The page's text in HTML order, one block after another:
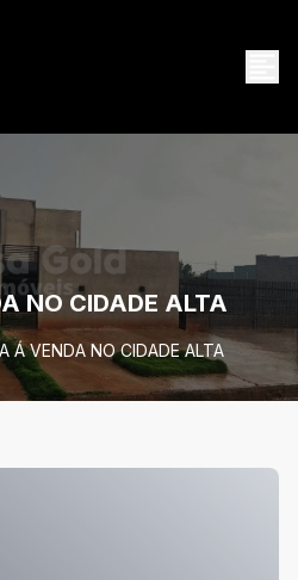
NO CIDADE ALTA
Á VENDA NO CIDADE ALTA